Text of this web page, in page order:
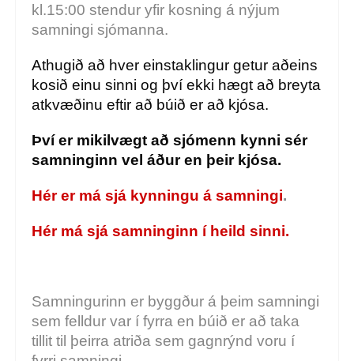
kl.15:00 stendur yfir kosning á nýjum
samningi sjómanna.
Athugið að hver einstaklingur getur aðeins
kosið einu sinni og því ekki hægt að breyta
atkvæðinu eftir að búið er að kjósa.
Því er mikilvægt að sjómenn kynni sér
samninginn vel áður en þeir kjósa.
Hér er má sjá kynningu á samningi.
Hér má sjá samninginn í heild sinni.
Samningurinn er byggður á þeim samningi
sem felldur var í fyrra en búið er að taka
tillit til þeirra atriða sem gagnrýnd voru í